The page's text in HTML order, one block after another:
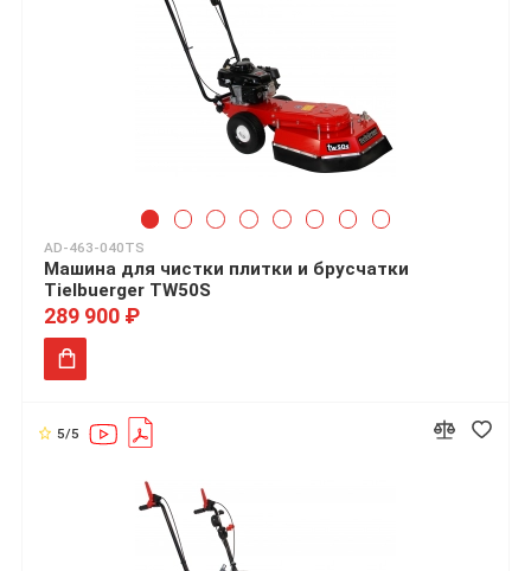
AD-463-040TS
Машина для чистки плитки и брусчатки
Tielbuerger TW50S
289 900 ₽
5/5